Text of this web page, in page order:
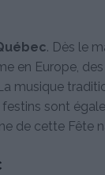
. Dès le
en Europe,
musique
sont
de cette Fête